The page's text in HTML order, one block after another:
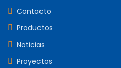
Contacto
Productos
Noticias
Proyectos